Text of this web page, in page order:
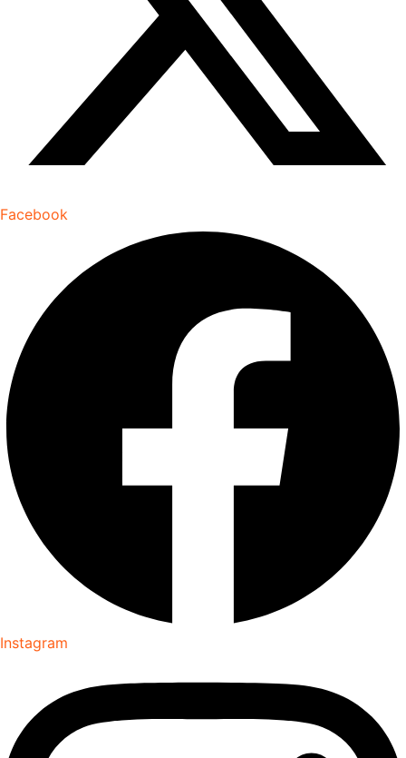
Facebook
Instagram